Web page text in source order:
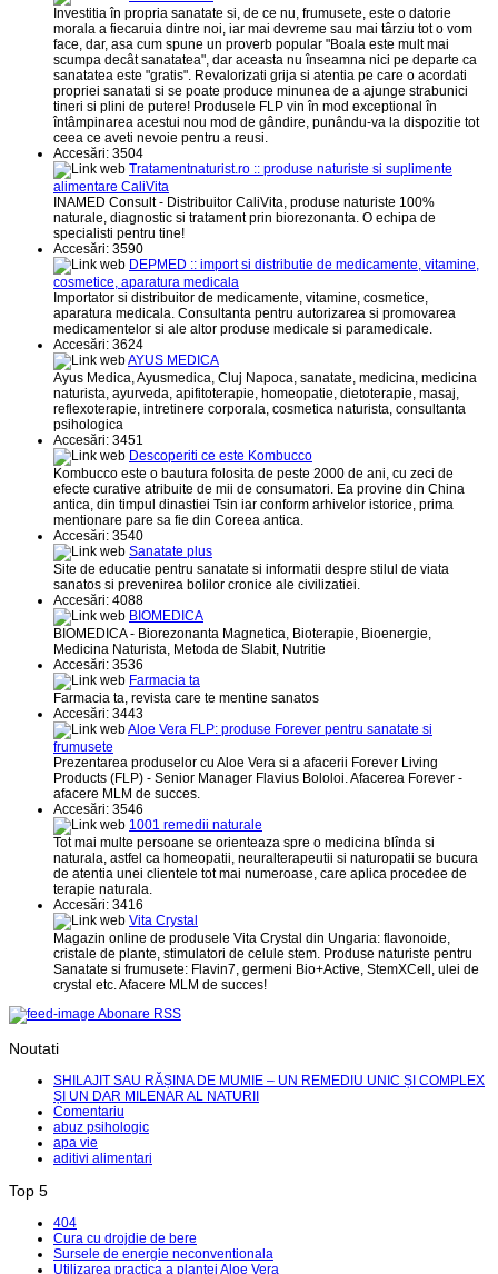
Investitia în propria sanatate si, de ce nu, frumusete, este o datorie
morala a fiecaruia dintre noi, iar mai devreme sau mai târziu tot o vom
face, dar, asa cum spune un proverb popular "Boala este mult mai
scumpa decât sanatatea", dar aceasta nu înseamna nici pe departe ca
sanatatea este "gratis". Revalorizati grija si atentia pe care o acordati
propriei sanatati si se poate produce minunea de a ajunge strabunici
tineri si plini de putere! Produsele FLP vin în mod exceptional în
întâmpinarea acestui nou mod de gândire, punându-va la dispozitie tot
ceea ce aveti nevoie pentru a reusi.
Accesări: 3504
Tratamentnaturist.ro :: produse naturiste si suplimente
alimentare CaliVita
INAMED Consult - Distribuitor CaliVita, produse naturiste 100%
naturale, diagnostic si tratament prin biorezonanta. O echipa de
specialisti pentru tine!
Accesări: 3590
DEPMED :: import si distributie de medicamente, vitamine,
cosmetice, aparatura medicala
Importator si distribuitor de medicamente, vitamine, cosmetice,
aparatura medicala. Consultanta pentru autorizarea si promovarea
medicamentelor si ale altor produse medicale si paramedicale.
Accesări: 3624
AYUS MEDICA
Ayus Medica, Ayusmedica, Cluj Napoca, sanatate, medicina, medicina
naturista, ayurveda, apifitoterapie, homeopatie, dietoterapie, masaj,
reflexoterapie, intretinere corporala, cosmetica naturista, consultanta
psihologica
Accesări: 3451
Descoperiti ce este Kombucco
Kombucco este o bautura folosita de peste 2000 de ani, cu zeci de
efecte curative atribuite de mii de consumatori. Ea provine din China
antica, din timpul dinastiei Tsin iar conform arhivelor istorice, prima
mentionare pare sa fie din Coreea antica.
Accesări: 3540
Sanatate plus
Site de educatie pentru sanatate si informatii despre stilul de viata
sanatos si prevenirea bolilor cronice ale civilizatiei.
Accesări: 4088
BIOMEDICA
BIOMEDICA - Biorezonanta Magnetica, Bioterapie, Bioenergie,
Medicina Naturista, Metoda de Slabit, Nutritie
Accesări: 3536
Farmacia ta
Farmacia ta, revista care te mentine sanatos
Accesări: 3443
Aloe Vera FLP: produse Forever pentru sanatate si
frumusete
Prezentarea produselor cu Aloe Vera si a afacerii Forever Living
Products (FLP) - Senior Manager Flavius Bololoi. Afacerea Forever -
afacere MLM de succes.
Accesări: 3546
1001 remedii naturale
Tot mai multe persoane se orienteaza spre o medicina blînda si
naturala, astfel ca homeopatii, neuralterapeutii si naturopatii se bucura
de atentia unei clientele tot mai numeroase, care aplica procedee de
terapie naturala.
Accesări: 3416
Vita Crystal
Magazin online de produsele Vita Crystal din Ungaria: flavonoide,
cristale de plante, stimulatori de celule stem. Produse naturiste pentru
Sanatate si frumusete: Flavin7, germeni Bio+Active, StemXCell, ulei de
crystal etc. Afacere MLM de succes!
Abonare RSS
Noutati
SHILAJIT SAU RĂȘINA DE MUMIE – UN REMEDIU UNIC ȘI COMPLEX
ȘI UN DAR MILENAR AL NATURII
Comentariu
abuz psihologic
apa vie
aditivi alimentari
Top 5
404
Cura cu drojdie de bere
Sursele de energie neconventionala
Utilizarea practica a plantei Aloe Vera